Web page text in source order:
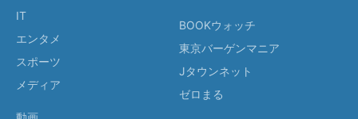
IT
エンタメ
スポーツ
メディア
BOOKウォッチ
東京バーゲンマニア
Jタウンネット
ゼロまる